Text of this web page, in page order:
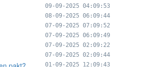
09-09-2025 04:09:53
08-09-2025 06:09:44
07-09-2025 07:09:52
07-09-2025 06:09:49
07-09-2025 02:09:22
07-09-2025 02:09:44
01-09-2025 12:09:43